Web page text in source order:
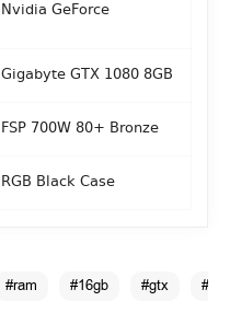
Nvidia GeForce
Gigabyte GTX 1080 8GB
FSP 700W 80+ Bronze
RGB Black Case
#ram #16gb #gtx